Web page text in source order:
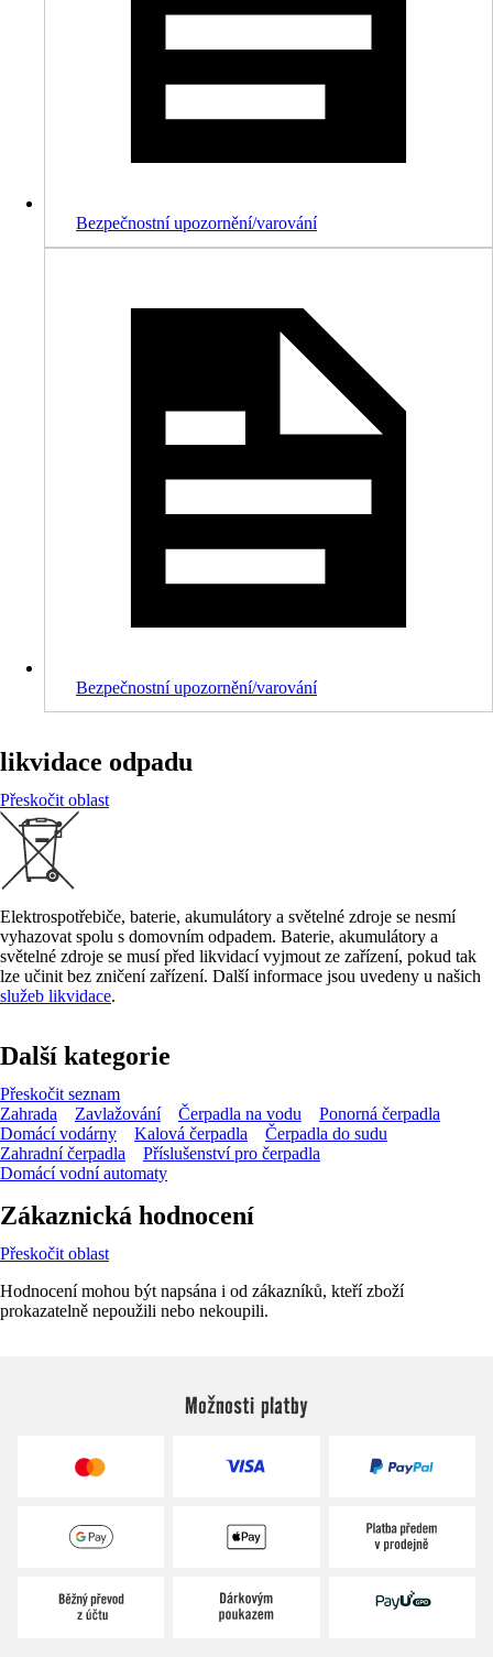
Bezpečnostní upozornění/varování
Bezpečnostní upozornění/varování
likvidace odpadu
Přeskočit oblast
Elektrospotřebiče, baterie, akumulátory a světelné zdroje se nesmí
vyhazovat spolu s domovním odpadem. Baterie, akumulátory a
světelné zdroje se musí před likvidací vyjmout ze zařízení, pokud tak
lze učinit bez zničení zařízení. Další informace jsou uvedeny u našich
služeb likvidace.
Další kategorie
Přeskočit seznam
Zahrada
Zavlažování Čerpadla na vodu
Ponorná čerpadla
Domácí vodárny
Kalová čerpadla
Čerpadla do sudu
Zahradní čerpadla
Příslušenství pro čerpadla
Domácí vodní automaty
Zákaznická hodnocení
Přeskočit oblast
Hodnocení mohou být napsána i od zákazníků, kteří zboží
prokazatelně nepoužili nebo nekoupili.
Možnosti platby